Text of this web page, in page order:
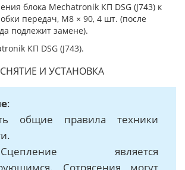
блока Mechatronik КП DSG (J743) к
передач, M8 × 90, 4 шт. (после
подлежит замене).
КП DSG (J743).
СНЯТИЕ И УСТАНОВКА
:
общие правила техники
является
Сотрясения могут